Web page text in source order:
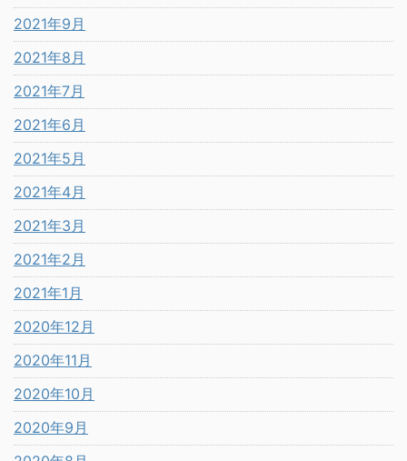
2021年9月
2021年8月
2021年7月
2021年6月
2021年5月
2021年4月
2021年3月
2021年2月
2021年1月
2020年12月
2020年11月
2020年10月
2020年9月